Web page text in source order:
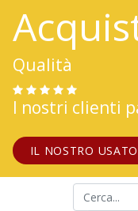
Qualità
I nostri clienti
IL NOSTRO